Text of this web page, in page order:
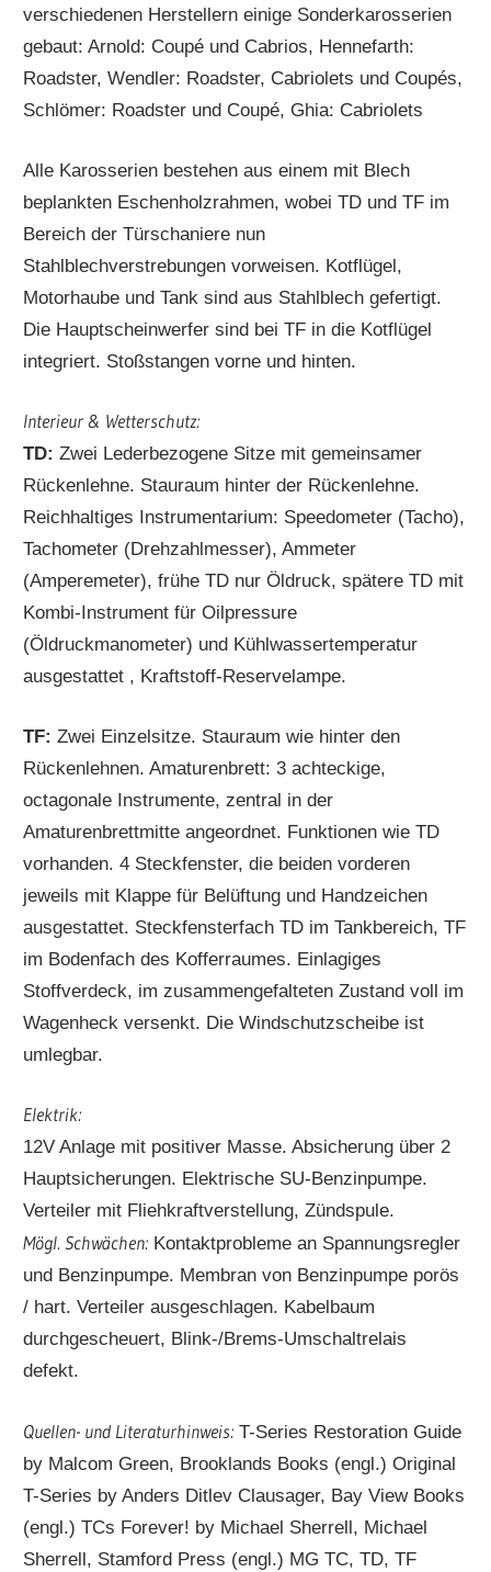
verschiedenen Herstellern einige Sonderkarosserien
gebaut: Arnold: Coupé und Cabrios, Hennefarth:
Roadster, Wendler: Roadster, Cabriolets und Coupés,
Schlömer: Roadster und Coupé, Ghia: Cabriolets
Alle Karosserien bestehen aus einem mit Blech
beplankten Eschenholzrahmen, wobei TD und TF im
Bereich der Türschaniere nun
Stahlblechverstrebungen vorweisen. Kotflügel,
Motorhaube und Tank sind aus Stahlblech gefertigt.
Die Hauptscheinwerfer sind bei TF in die Kotflügel
integriert. Stoßstangen vorne und hinten.
Interieur & Wetterschutz:
TD: Zwei Lederbezogene Sitze mit gemeinsamer
Rückenlehne. Stauraum hinter der Rückenlehne.
Reichhaltiges Instrumentarium: Speedometer (Tacho),
Tachometer (Drehzahlmesser), Ammeter
(Amperemeter), frühe TD nur Öldruck, spätere TD mit
Kombi-Instrument für Oilpressure
(Öldruckmanometer) und Kühlwassertemperatur
ausgestattet , Kraftstoff-Reservelampe.
TF: Zwei Einzelsitze. Stauraum wie hinter den
Rückenlehnen. Amaturenbrett: 3 achteckige,
octagonale Instrumente, zentral in der
Amaturenbrettmitte angeordnet. Funktionen wie TD
vorhanden. 4 Steckfenster, die beiden vorderen
jeweils mit Klappe für Belüftung und Handzeichen
ausgestattet. Steckfensterfach TD im Tankbereich, TF
im Bodenfach des Kofferraumes. Einlagiges
Stoffverdeck, im zusammengefalteten Zustand voll im
Wagenheck versenkt. Die Windschutzscheibe ist
umlegbar.
Elektrik:
12V Anlage mit positiver Masse. Absicherung über 2
Hauptsicherungen. Elektrische SU-Benzinpumpe.
Verteiler mit Fliehkraftverstellung, Zündspule.
Mögl. Schwächen: Kontaktprobleme an Spannungsregler
und Benzinpumpe. Membran von Benzinpumpe porös
/ hart. Verteiler ausgeschlagen. Kabelbaum
durchgescheuert, Blink-/Brems-Umschaltrelais
defekt.
Quellen- und Literaturhinweis: T-Series Restoration Guide
by Malcom Green, Brooklands Books (engl.) Original
T-Series by Anders Ditlev Clausager, Bay View Books
(engl.) TCs Forever! by Michael Sherrell, Michael
Sherrell, Stamford Press (engl.) MG TC, TD, TF